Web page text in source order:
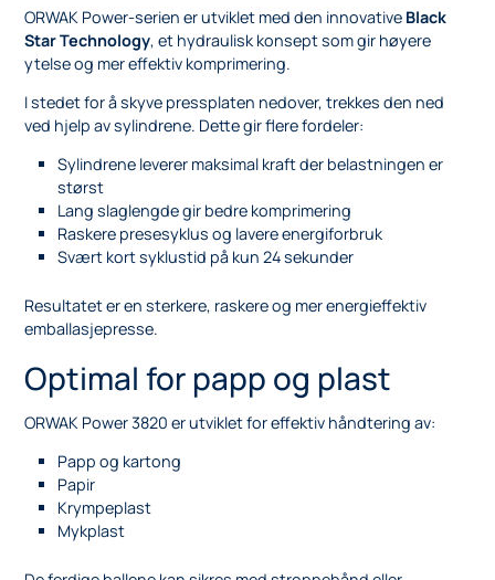
ORWAK Power-serien er utviklet med den innovative Black
Star Technology, et hydraulisk konsept som gir høyere
ytelse og mer effektiv komprimering.
I stedet for å skyve pressplaten nedover, trekkes den ned
ved hjelp av sylindrene. Dette gir flere fordeler:
Sylindrene leverer maksimal kraft der belastningen er
størst
Lang slaglengde gir bedre komprimering
Raskere presesyklus og lavere energiforbruk
Svært kort syklustid på kun 24 sekunder
Resultatet er en sterkere, raskere og mer energieffektiv
emballasjepresse.
Optimal for papp og plast
ORWAK Power 3820 er utviklet for effektiv håndtering av:
Papp og kartong
Papir
Krympeplast
Mykplast